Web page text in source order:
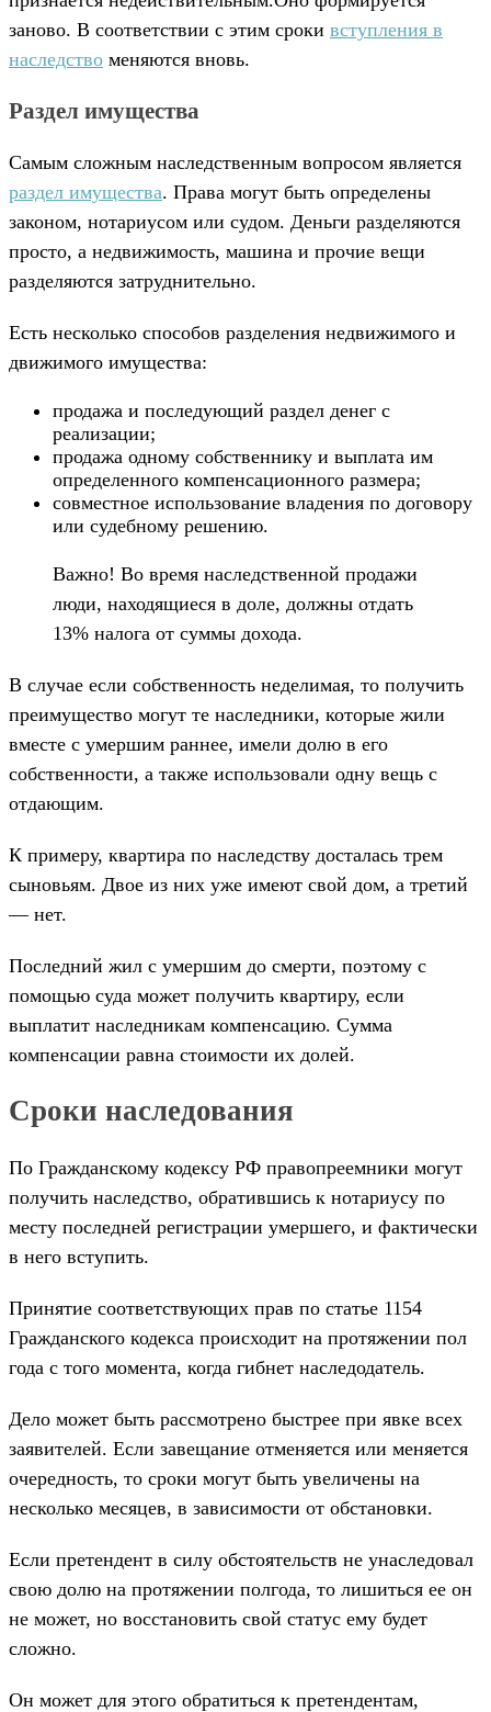
заново. В соответствии с этим сроки вступления в
наследство меняются вновь.
Раздел имущества
Самым сложным наследственным вопросом является
раздел имущества. Права могут быть определены
законом, нотариусом или судом. Деньги разделяются
просто, а недвижимость, машина и прочие вещи
разделяются затруднительно.
Есть несколько способов разделения недвижимого и
движимого имущества:
продажа и последующий раздел денег с
реализации;
продажа одному собственнику и выплата им
определенного компенсационного размера;
совместное использование владения по договору
или судебному решению.
Важно! Во время наследственной продажи
люди, находящиеся в доле, должны отдать
13% налога от суммы дохода.
В случае если собственность неделимая, то получить
преимущество могут те наследники, которые жили
вместе с умершим раннее, имели долю в его
собственности, а также использовали одну вещь с
отдающим.
К примеру, квартира по наследству досталась трем
сыновьям. Двое из них уже имеют свой дом, а третий
— нет.
Последний жил с умершим до смерти, поэтому с
помощью суда может получить квартиру, если
выплатит наследникам компенсацию. Сумма
компенсации равна стоимости их долей.
Сроки наследования
По Гражданскому кодексу РФ правопреемники могут
получить наследство, обратившись к нотариусу по
месту последней регистрации умершего, и фактически
в него вступить.
Принятие соответствующих прав по статье 1154
Гражданского кодекса происходит на протяжении пол
года с того момента, когда гибнет наследодатель.
Дело может быть рассмотрено быстрее при явке всех
заявителей. Если завещание отменяется или меняется
очередность, то сроки могут быть увеличены на
несколько месяцев, в зависимости от обстановки.
Если претендент в силу обстоятельств не унаследовал
свою долю на протяжении полгода, то лишиться ее он
не может, но восстановить свой статус ему будет
сложно.
Он может для этого обратиться к претендентам,